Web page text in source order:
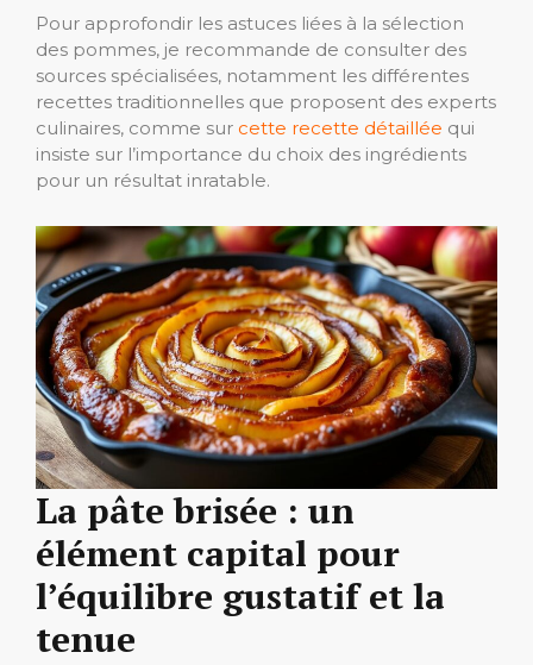
Pour approfondir les astuces liées à la sélection
des pommes, je recommande de consulter des
sources spécialisées, notamment les différentes
recettes traditionnelles que proposent des experts
culinaires, comme sur cette recette détaillée qui
insiste sur l’importance du choix des ingrédients
pour un résultat inratable.
La pâte brisée : un
élément capital pour
l’équilibre gustatif et la
tenue